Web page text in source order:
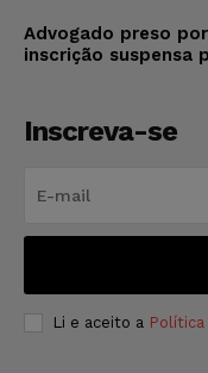
Advogado preso
inscrição suspensa
Inscreva-se
Li e aceito a Política